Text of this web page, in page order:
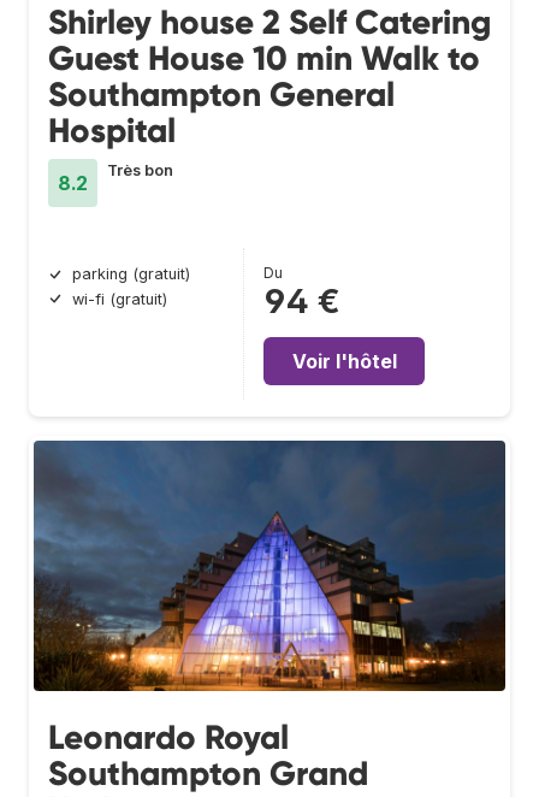
Shirley house 2 Self Catering
Guest House 10 min Walk to
Southampton General
Hospital
8.2
Très bon
parking (gratuit)
wi-fi (gratuit)
Du
94 €
Voir l'hôtel
Leonardo Royal
Southampton Grand